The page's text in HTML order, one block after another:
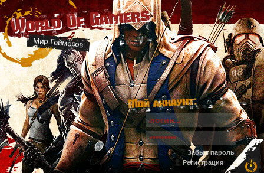
World Of Gamers
Мир Геймеров
Мой аккаунт:
Забыл пароль
Регистрация